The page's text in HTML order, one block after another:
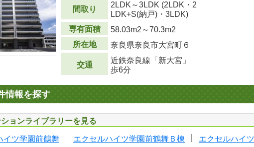
間取り
2LDK～3LDK (2LDK・2
LDK+S(納戸)・3LDK)
専有面積
58.03m2 ～70.3m2
所在地
奈良県奈良市大宮町６
交通
近鉄奈良線「新大宮」
歩6分
情報を探す
ョンライブラリーを見る
イツ学園前鶴舞 エクセルハイツ学園前鶴舞Ｂ棟 エクセルハイ